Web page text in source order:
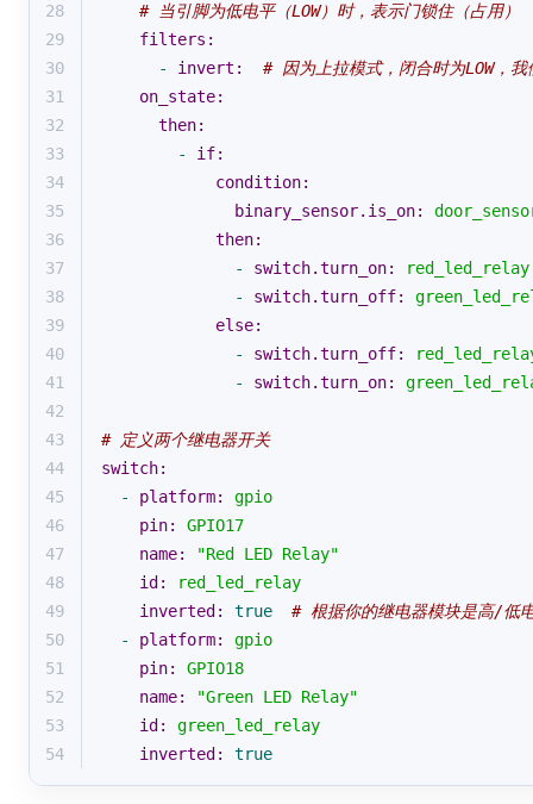
28
# 当引脚为低电平（LOW）时，表示门锁住（占用）
29
filters:
30
- invert:
# 因为上拉模式，闭合时为LOW，
31
on_state:
32
then:
33
-
if:
34
condition:
35
binary_sensor.is_on:
36
then:
37
- switch.turn_on:
red_led_relay
38
- switch.turn_off:
39
else:
40
- switch.turn_off:
41
- switch.turn_on:
42
43
# 定义两个继电器开关
44
switch:
45
- platform:
gpio
46
pin:
GPIO17
47
name:
"Red LED Relay"
48
id:
red_led_relay
49
inverted: true
# 根据你的继电器模块是高/低
50
- platform:
gpio
51
pin:
GPIO18
52
name:
"Green LED Relay"
53
id:
green_led_relay
54
inverted: true